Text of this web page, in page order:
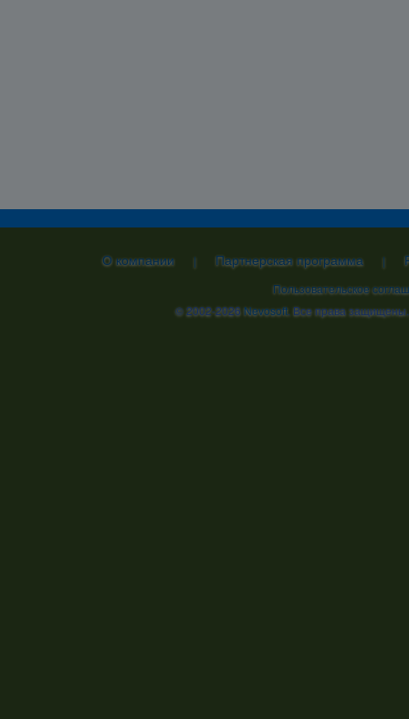
О компании | Партнерская программа |
Пользовательское
© 2002-2026Nevosoft. Все права защищены